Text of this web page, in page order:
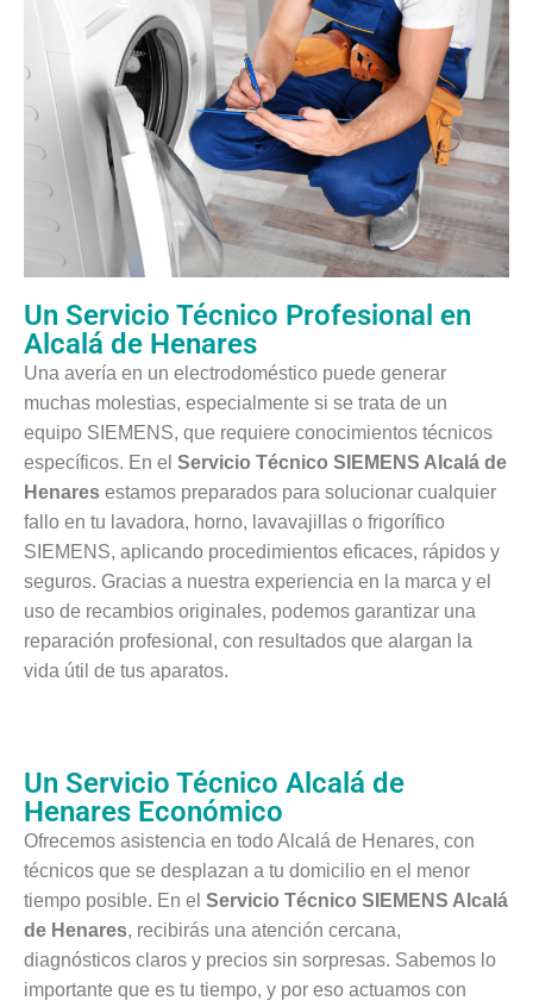
Un Servicio Técnico Profesional en
Alcalá de Henares
Una avería en un electrodoméstico puede generar
muchas molestias, especialmente si se trata de un
equipo SIEMENS, que requiere conocimientos técnicos
específicos. En el Servicio Técnico SIEMENS Alcalá de
Henares estamos preparados para solucionar cualquier
fallo en tu lavadora, horno, lavavajillas o frigorífico
SIEMENS, aplicando procedimientos eficaces, rápidos y
seguros. Gracias a nuestra experiencia en la marca y el
uso de recambios originales, podemos garantizar una
reparación profesional, con resultados que alargan la
vida útil de tus aparatos.
Un Servicio Técnico Alcalá de
Henares Económico
Ofrecemos asistencia en todo Alcalá de Henares, con
técnicos que se desplazan a tu domicilio en el menor
tiempo posible. En el Servicio Técnico SIEMENS Alcalá
de Henares, recibirás una atención cercana,
diagnósticos claros y precios sin sorpresas. Sabemos lo
importante que es tu tiempo, y por eso actuamos con